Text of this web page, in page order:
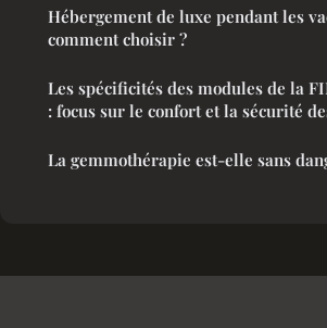
Hébergement de luxe pendant les
comment choisir ?
Les spécificités des modules de la
: focus sur le confort et la sécurité
La gemmothérapie est-elle sans